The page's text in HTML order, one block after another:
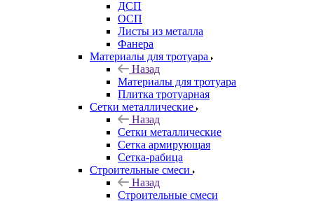
ДСП
ОСП
Листы из металла
Фанера
Материалы для тротуара
Назад
Материалы для тротуара
Плитка тротуарная
Сетки металлические
Назад
Сетки металлические
Сетка армирующая
Сетка-рабица
Строительные смеси
Назад
Строительные смеси